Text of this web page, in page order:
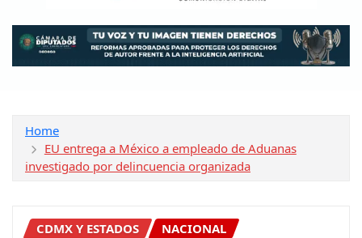
Home
EU entrega a México a empleado de Aduanas
investigado por delincuencia organizada
CDMX Y ESTADOS NACIONAL